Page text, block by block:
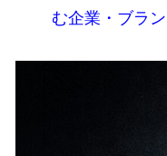
む企業・ブラ